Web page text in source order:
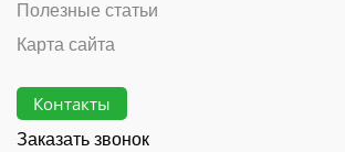
Полезные статьи
Карта сайта
Контакты
Заказать звонок